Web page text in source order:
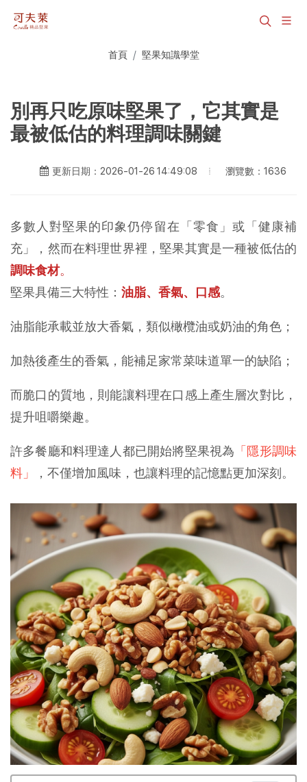
首頁 堅果知識學堂
別再只吃原味堅果了，它其實是
最被低估的料理調味關鍵
更新日期：2026-01-26 14:49:08 瀏覽數：1636
多數人對堅果的印象仍停留在「零食」或「健康補
充」，然而在料理世界裡，堅果其實是一種被低估的
調味食材。
堅果具備三大特性： 油脂、香氣、口感。
油脂能承載並放大香氣，類似橄欖油或奶油的角色；
加熱後產生的香氣，能補足家常菜味道單一的缺陷；
而脆口的質地，則能讓料理在口感上產生層次對比，
提升咀嚼樂趣。
許多餐廳和料理達人都已開始將堅果視為 「隱形調味
料」
，不僅增加風味，也讓料理的記憶點更加深刻。